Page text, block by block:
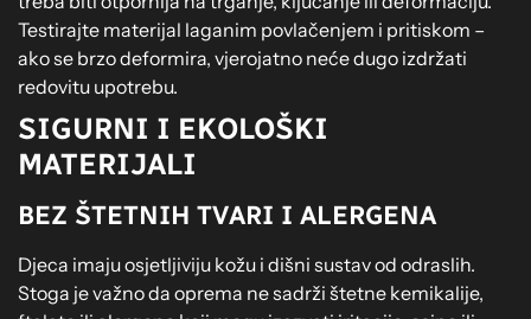
Testirajte materijal laganim povlačenjem i pritiskom –
ako se brzo deformira, vjerojatno neće dugo izdržati
redovitu upotrebu.
SIGURNI I EKOLOŠKI
MATERIJALI
BEZ ŠTETNIH TVARI I ALERGENA
Djeca imaju osjetljiviju kožu i dišni sustav od odraslih.
Stoga je važno da oprema ne sadrži štetne kemikalije,